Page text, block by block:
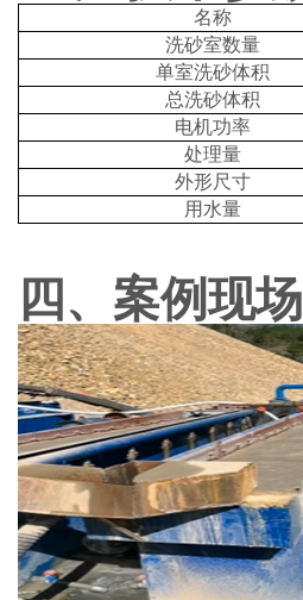
名称
洗砂室数量
单室洗砂体积
总洗砂体积
电机功率
处理量
外形尺寸
用水量
四、 案例现场